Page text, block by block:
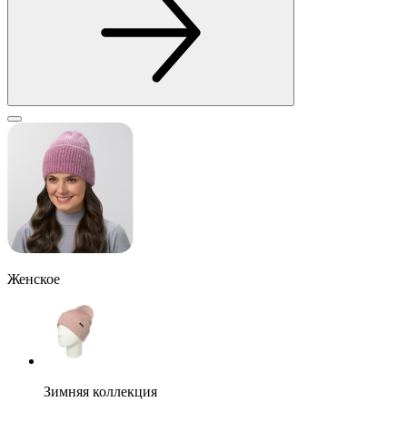
Женское
Зимняя коллекция